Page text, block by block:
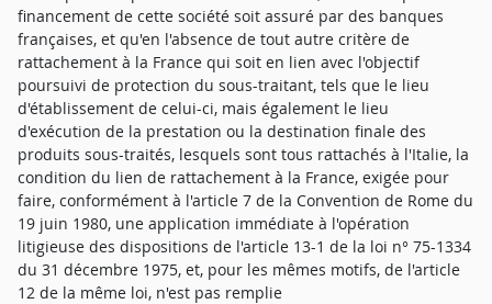
financement de cette société soit assuré par des banques
françaises, et qu'en l'absence de tout autre critère de
rattachement à la France qui soit en lien avec l'objectif
poursuivi de protection du sous-traitant, tels que le lieu
d'établissement de celui-ci, mais également le lieu
d'exécution de la prestation ou la destination finale des
produits sous-traités, lesquels sont tous rattachés à l'Italie, la
condition du lien de rattachement à la France, exigée pour
faire, conformément à l'article 7 de la Convention de Rome du
19 juin 1980, une application immédiate à l'opération
litigieuse des dispositions de l'article 13-1 de la loi n° 75-1334
du 31 décembre 1975, et, pour les mêmes motifs, de l'article
12 de la même loi, n'est pas remplie